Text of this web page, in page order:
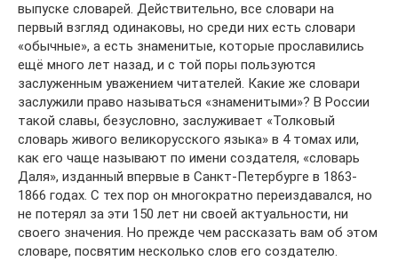
выпуске словарей. Действительно, все словари на
первый взгляд одинаковы, но среди них есть словари
«обычные», а есть знаменитые, которые прославились
ещё много лет назад, и с той поры пользуются
заслуженным уважением читателей. Какие же словари
заслужили право называться «знаменитыми»? В России
такой славы, безусловно, заслуживает «Толковый
словарь живого великорусского языка» в 4 томах или,
как его чаще называют по имени создателя, «словарь
Даля», изданный впервые в Санкт-Петербурге в 1863-
1866 годах. С тех пор он многократно переиздавался, но
не потерял за эти 150 лет ни своей актуальности, ни
своего значения. Но прежде чем рассказать вам об этом
словаре, посвятим несколько слов eгo создателю.